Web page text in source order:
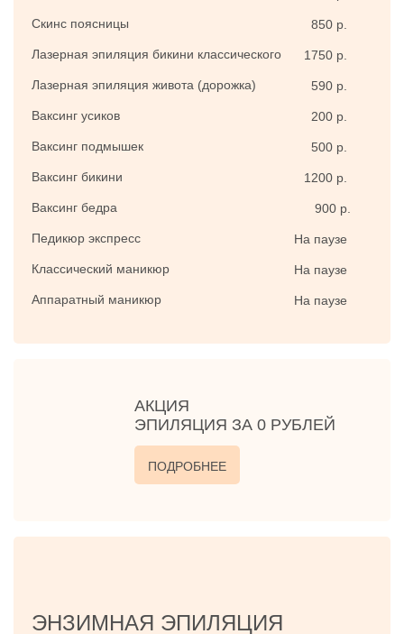
Скинс поясницы 850 р.
Лазерная эпиляция бикини классического 1750 р.
Лазерная эпиляция живота (дорожка) 590 р.
Ваксинг усиков 200 р.
Ваксинг подмышек 500 р.
Ваксинг бикини 1200 р.
Ваксинг бедра 900 р.
Педикюр экспресс На паузе
Классический маникюр На паузе
Аппаратный маникюр На паузе
АКЦИЯ
ЭПИЛЯЦИЯ ЗА 0 РУБЛЕЙ
ПОДРОБНЕЕ
ЭНЗИМНАЯ ЭПИЛЯЦИЯ